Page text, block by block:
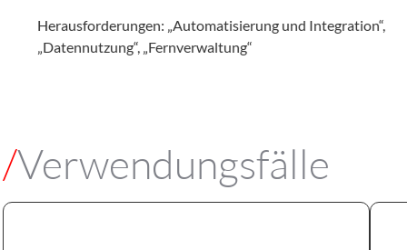
Herausforderungen: „Automatisierung und Integration“,
„Datennutzung“, „Fernverwaltung“
/Verwendungsfälle